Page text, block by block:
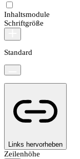
Inhaltsmodule
Schriftgröße
Standard
Links hervorheben
Zeilenhöhe